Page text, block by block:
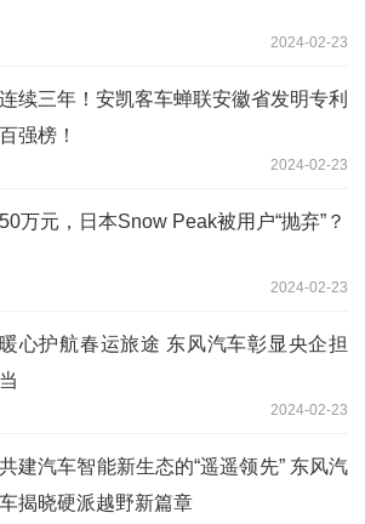
2024-02-23
连续三年！安凯客车蝉联安徽省发明专利
百强榜！
2024-02-23
万元，日本Snow Peak被用户“抛弃”？
2024-02-23
暖心护航春运旅途 东风汽车彰显央企担
当
2024-02-23
共建汽车智能新生态的“遥遥领先” 东风汽
车揭晓硬派越野新篇章